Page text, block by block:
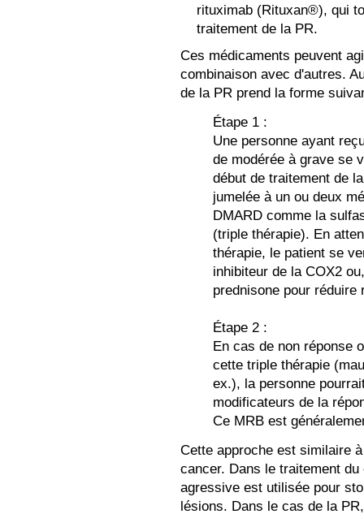
rituximab (Rituxan®), qui
traitement de la PR.
Ces médicaments peuvent
combinaison avec d'autres.
de la PR prend la forme
Étape 1 :
Une personne ayant
de modérée à grave se
début de traitement de
jumelée à un ou deux
DMARD comme la
(triple thérapie). En
thérapie, le patient se
inhibiteur de la COX2
prednisone pour réduire
Étape 2 :
En cas de non réponse
cette triple thérapie
ex.), la personne
modificateurs de la
Ce MRB est
Cette approche est similaire
cancer. Dans le traitement
agressive est utilisée pour
lésions. Dans le cas de la